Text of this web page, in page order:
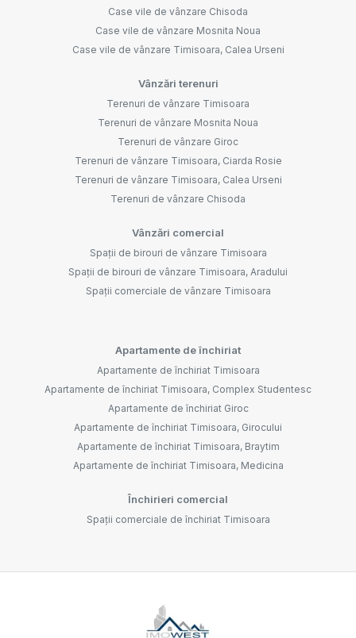
Case vile de vânzare Chisoda
Case vile de vânzare Mosnita Noua
Case vile de vânzare Timisoara, Calea Urseni
Vânzări terenuri
Terenuri de vânzare Timisoara
Terenuri de vânzare Mosnita Noua
Terenuri de vânzare Giroc
Terenuri de vânzare Timisoara, Ciarda Rosie
Terenuri de vânzare Timisoara, Calea Urseni
Terenuri de vânzare Chisoda
Vânzări comercial
Spații de birouri de vânzare Timisoara
Spații de birouri de vânzare Timisoara, Aradului
Spații comerciale de vânzare Timisoara
Apartamente de închiriat
Apartamente de închiriat Timisoara
Apartamente de închiriat Timisoara, Complex Studentesc
Apartamente de închiriat Giroc
Apartamente de închiriat Timisoara, Girocului
Apartamente de închiriat Timisoara, Braytim
Apartamente de închiriat Timisoara, Medicina
Închirieri comercial
Spații comerciale de închiriat Timisoara